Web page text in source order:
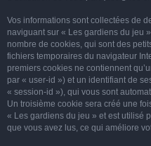
Vos informations sont collectées de
naviguant sur « Les gardiens du jeu
nombre de cookies, qui sont des
fichiers temporaires du navigateur
premiers cookies ne contiennent
par « user-id ») et un identifiant de
« session-id »), qui vous sont
Un troisième cookie sera créé une
« Les gardiens du jeu » et est utilisé
que vous avez lus, ce qui améliore